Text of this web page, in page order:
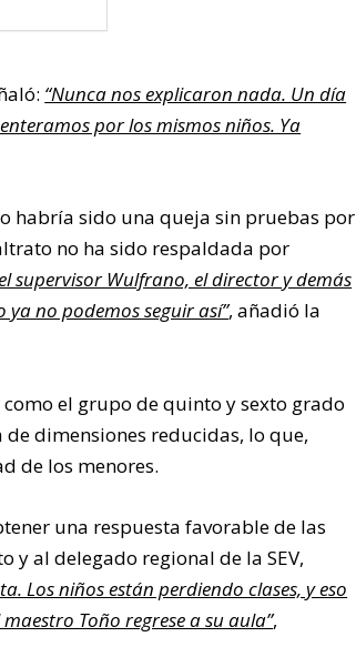
“Nunca nos explicaron nada. Un día
por los mismos niños. Ya
habría sido una queja sin pruebas por
no ha sido respaldada por
supervisor Wulfrano, el director y demás
no podemos seguir así”, añadió la
el grupo de quinto y sexto grado
dimensiones reducidas, lo que,
de los menores.
una respuesta favorable de las
y al delegado regional de la SEV,
Los niños están perdiendo clases, y eso
Toño regrese a su aula”,